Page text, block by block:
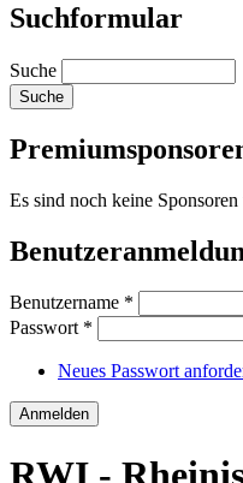
Suchformular
Suche
Es sind noch keine Sponsoren
Benutzername *
Passwort *
Neues Passwort